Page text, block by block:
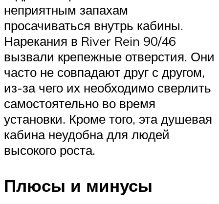
неприятным запахам
просачиваться внутрь кабины.
Нарекания в River Rein 90/46
вызвали крепежные отверстия. Они
часто не совпадают друг с другом,
из-за чего их необходимо сверлить
самостоятельно во время
установки. Кроме того, эта душевая
кабина неудобна для людей
высокого роста.
Плюсы и минусы